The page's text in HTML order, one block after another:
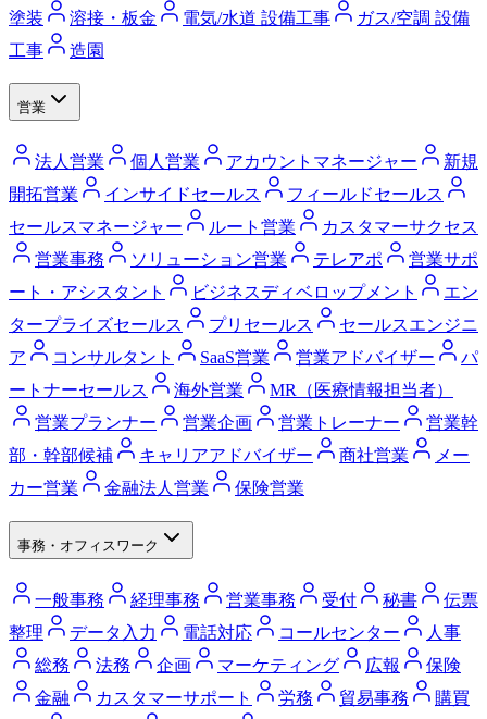
塗装
溶接・板金 電気/水道 設備工事
ガス/空調 設備
工事
造園
営業
法人営業 個人営業 アカウントマネージャー
新規
開拓営業
インサイドセールス
フィールドセールス
セールスマネージャー
ルート営業
カスタマーサクセス
営業事務
ソリューション営業 テレアポ
営業サポ
ート・アシスタント
ビジネスディベロップメント
エン
タープライズセールス
プリセールス
セールスエンジニ
ア
コンサルタント SaaS営業 営業アドバイザー
パ
ートナーセールス
海外営業
MR（医療情報担当者）
営業プランナー
営業企画 営業トレーナー
営業幹
部・幹部候補
キャリアアドバイザー 商社営業
メー
カー営業
金融法人営業 保険営業
事務・オフィスワーク
一般事務 経理事務 営業事務 受付 秘書
伝票
整理
データ入力 電話対応 コールセンター
人事
総務
法務 企画 マーケティング 広報
保険
金融
カスタマーサポート 労務 貿易事務
購買